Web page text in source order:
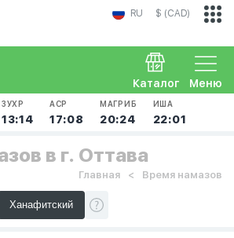
RU $ (CAD)
Меню
Каталог
ЗУХР
13:14
АСР
17:08
МАГРИБ
20:24
ИША
22:01
в г. Оттава
Главная Время намазов